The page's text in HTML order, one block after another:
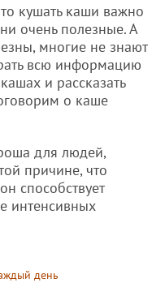
кушать каши важно
очень полезные. А
многие не знают
всю информацию
и рассказать
о каше
для людей,
причине, что
способствует
интенсивных
день